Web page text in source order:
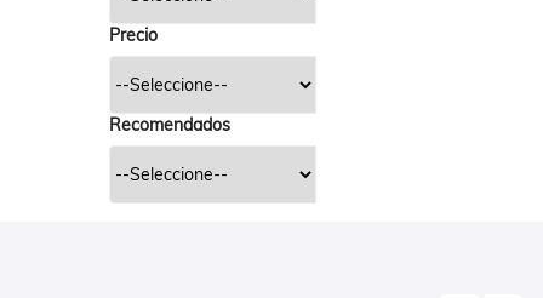
Precio
Recomendados